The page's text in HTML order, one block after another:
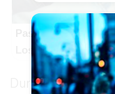
Pasaportes que
Los pasaportes
Durante parte